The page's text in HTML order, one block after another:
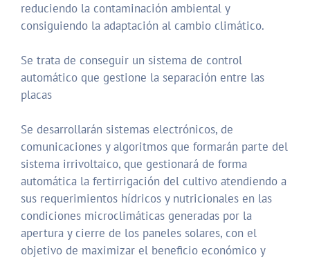
reduciendo la contaminación ambiental y
consiguiendo la adaptación al cambio climático.
Se trata de conseguir un sistema de control
automático que gestione la separación entre las
placas
Se desarrollarán sistemas electrónicos, de
comunicaciones y algoritmos que formarán parte del
sistema irrivoltaico, que gestionará de forma
automática la fertirrigación del cultivo atendiendo a
sus requerimientos hídricos y nutricionales en las
condiciones microclimáticas generadas por la
apertura y cierre de los paneles solares, con el
objetivo de maximizar el beneficio económico y